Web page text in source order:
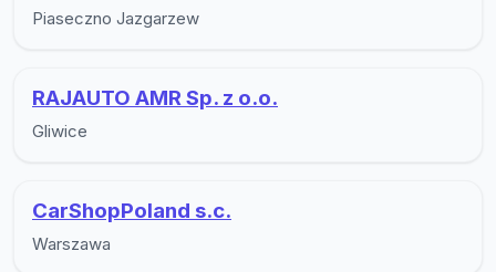
Piaseczno Jazgarzew
RAJAUTO AMR Sp. z o.o.
Gliwice
CarShopPoland s.c.
Warszawa